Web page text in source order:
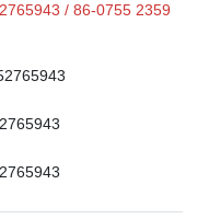
/ 86-0755 2359